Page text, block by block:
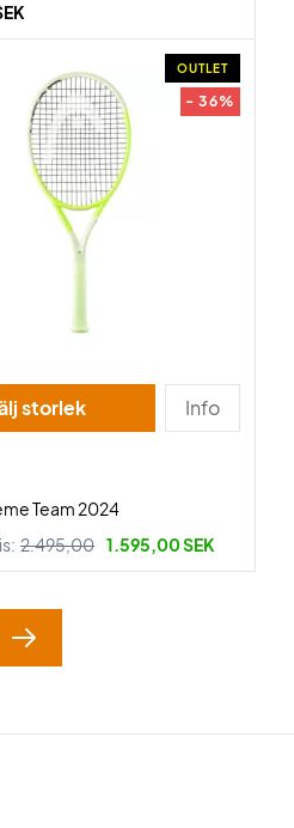
OUTLET
- 36%
Välj storlek Info
Team 2024
2.495,00 1.595,00 SEK